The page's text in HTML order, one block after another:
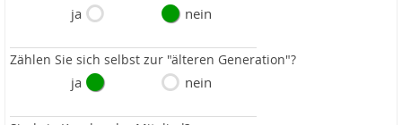
ja nein
Zählen Sie sich selbst zur "älteren Generation"?
ja nein